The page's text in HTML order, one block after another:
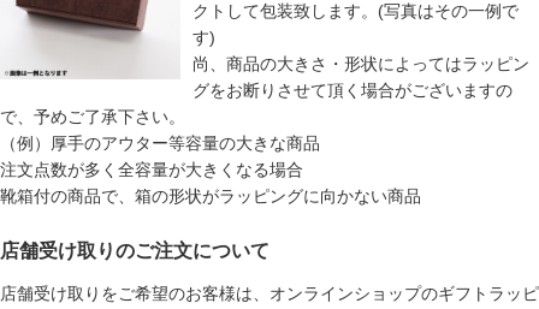
クトして包装致します。(写真はその一例で
す)
尚、商品の大きさ・形状によってはラッピン
グをお断りさせて頂く場合がございますの
で、予めご了承下さい。
（例）厚手のアウター等容量の大きな商品
注文点数が多く全容量が大きくなる場合
靴箱付の商品で、箱の形状がラッピングに向かない商品
店舗受け取りのご注文について
店舗受け取りをご希望のお客様は、オンラインショップのギフトラッピ